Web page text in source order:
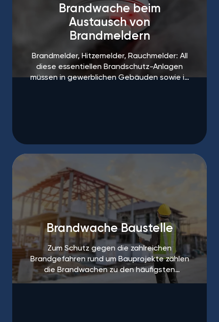
Brandwache beim
Austausch von
Brandmeldern
Brandmelder, Hitzemelder, Rauchmelder: All
diese essentiellen Brandschutz-Anlagen
müssen in gewerblichen Gebäuden sowie in
Brandwache Baustelle
Zum Schutz gegen die zahlreichen
Brandgefahren rund um Bauprojekte zählen
die Brandwachen zu den häufigsten